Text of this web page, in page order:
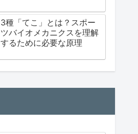
3種「てこ」とは？スポー
ツバイオメカニクスを理解
するために必要な原理